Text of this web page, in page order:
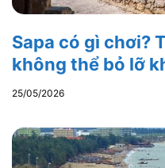
Sapa có gì chơi?
không thể bỏ lỡ
25/05/2026